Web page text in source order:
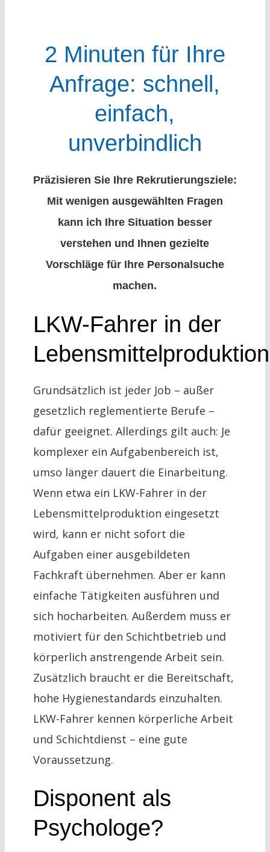
2 Minuten für Ihre
Anfrage: schnell,
einfach,
unverbindlich
Präzisieren Sie Ihre Rekrutierungsziele:
Mit wenigen ausgewählten Fragen
kann ich Ihre Situation besser
verstehen und Ihnen gezielte
Vorschläge für Ihre Personalsuche
machen.
LKW-Fahrer in der
Grundsätzlich ist jeder Job – außer
gesetzlich reglementierte Berufe –
dafür geeignet. Allerdings gilt auch: Je
komplexer ein Aufgabenbereich ist,
umso länger dauert die Einarbeitung.
Wenn etwa ein LKW-Fahrer in der
Lebensmittelproduktion eingesetzt
wird, kann er nicht sofort die
Aufgaben einer ausgebildeten
Fachkraft übernehmen. Aber er kann
einfache Tätigkeiten ausführen und
sich hocharbeiten. Außerdem muss er
motiviert für den Schichtbetrieb und
körperlich anstrengende Arbeit sein.
Zusätzlich braucht er die Bereitschaft,
hohe Hygienestandards einzuhalten.
LKW-Fahrer kennen körperliche Arbeit
und Schichtdienst – eine gute
Voraussetzung.
Disponent als
Psychologe?